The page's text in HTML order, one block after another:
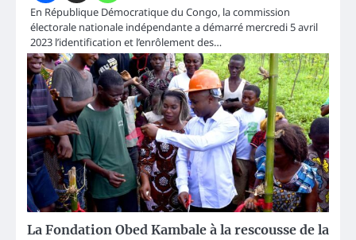
En République Démocratique du Congo, la commission
électorale nationale indépendante a démarré mercredi 5 avril
2023 l’identification et l’enrôlement des…
La Fondation Obed Kambale à la rescousse de la